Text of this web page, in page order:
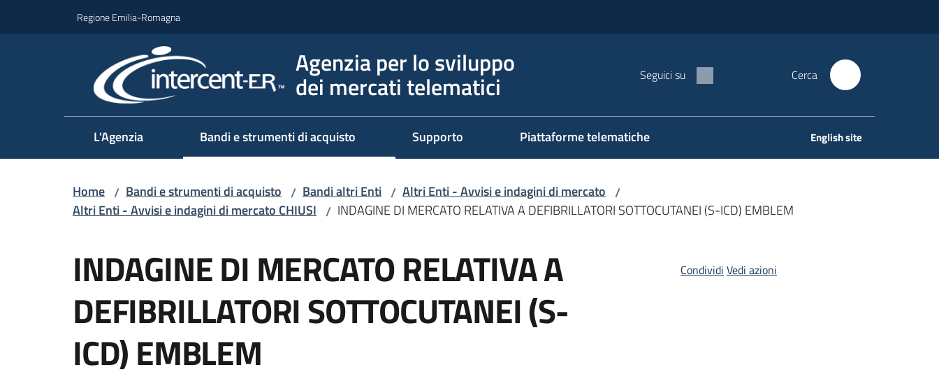
Regione Emilia-Romagna
Agenzia per lo sviluppo
dei mercati telematici Seguici su Cerca
L'Agenzia Bandi e strumenti di acquisto Supporto Piattaforme telematiche English site
Home / Bandi e strumenti di acquisto / Bandi altri Enti / Altri Enti - Avvisi e indagini di mercato /
Altri Enti - Avvisi e indagini di mercato CHIUSI / INDAGINE DI MERCATO RELATIVA A DEFIBRILLATORI SOTTOCUTANEI (S-ICD) EMBLEM
INDAGINE DI MERCATO RELATIVA A
DEFIBRILLATORI SOTTOCUTANEI (S-
ICD) EMBLEM
Condividi Vedi azioni